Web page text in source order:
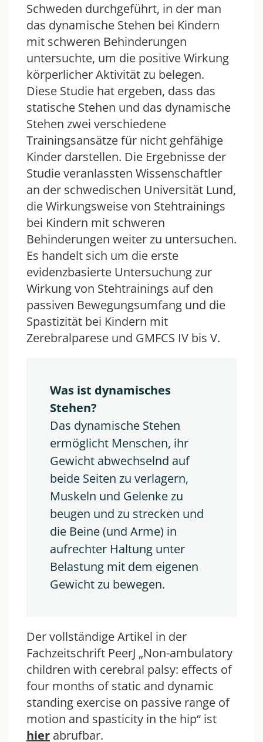
Schweden durchgeführt, in der man
das dynamische Stehen bei Kindern
mit schweren Behinderungen
untersuchte, um die positive Wirkung
körperlicher Aktivität zu belegen.
Diese Studie hat ergeben, dass das
statische Stehen und das dynamische
Stehen zwei verschiedene
Trainingsansätze für nicht gehfähige
Kinder darstellen. Die Ergebnisse der
Studie veranlassten Wissenschaftler
an der schwedischen Universität Lund,
die Wirkungsweise von Stehtrainings
bei Kindern mit schweren
Behinderungen weiter zu untersuchen.
Es handelt sich um die erste
evidenzbasierte Untersuchung zur
Wirkung von Stehtrainings auf den
passiven Bewegungsumfang und die
Spastizität bei Kindern mit
Zerebralparese und GMFCS IV bis V.
Was ist dynamisches
Stehen?
Das dynamische Stehen
ermöglicht Menschen, ihr
Gewicht abwechselnd auf
beide Seiten zu verlagern,
Muskeln und Gelenke zu
beugen und zu strecken und
die Beine (und Arme) in
aufrechter Haltung unter
Belastung mit dem eigenen
Gewicht zu bewegen.
Der vollständige Artikel in der
Fachzeitschrift PeerJ „Non-ambulatory
children with cerebral palsy: effects of
four months of static and dynamic
standing exercise on passive range of
motion and spasticity in the hip“ ist
hier abrufbar.